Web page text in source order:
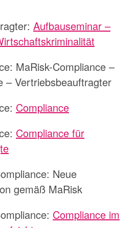
Aufbauseminar –
MaRisk-Compliance –
– Vertriebsbeauftragter
Compliance
Compliance für
Neue
gemäß MaRisk
Compliance im